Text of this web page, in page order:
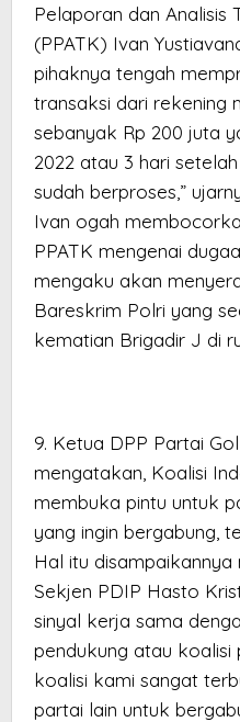
Pelaporan dan Analisis
(PPATK) Ivan
pihaknya tengah
transaksi dari rekening
sebanyak Rp 200 juta
2022 atau 3 hari
sudah berproses,”
Ivan ogah
PPATK mengenai
mengaku akan
Bareskrim Polri yang
kematian Brigadir J di
9. Ketua DPP Partai
mengatakan, Koalisi
membuka pintu untuk
yang ingin bergabung,
Hal itu
Sekjen PDIP Hasto
sinyal kerja sama
pendukung atau koalisi
koalisi kami sangat
partai lain untuk